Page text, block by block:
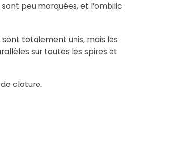
peu marquées, et l’ombilic
totalement unis, mais les
sur toutes les spires et
cloture.